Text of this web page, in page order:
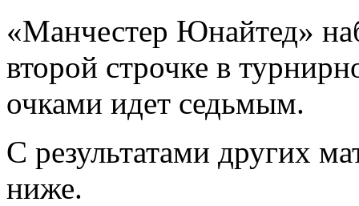
«Манчестер Юнайтед»
второй строчке в
очками идет седьмым.
С результатами других
ниже.